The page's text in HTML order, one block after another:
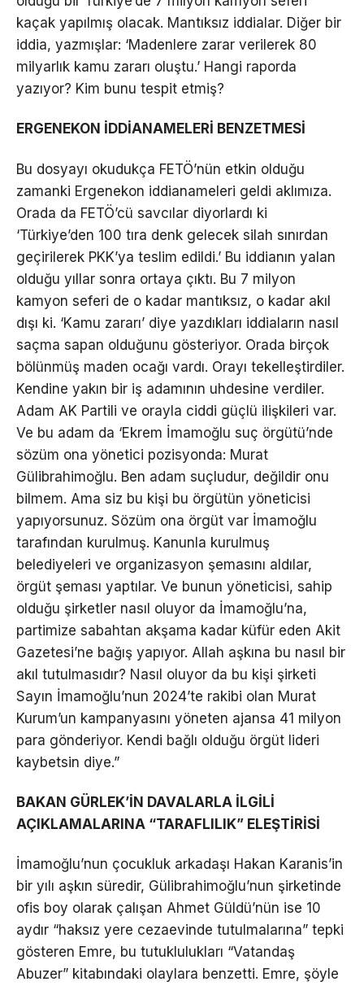
kaçak yapılmış olacak. Mantıksız iddialar. Diğer bir
iddia, yazmışlar: ‘Madenlere zarar verilerek 80
milyarlık kamu zararı oluştu.’ Hangi raporda
yazıyor? Kim bunu tespit etmiş?
ERGENEKON İDDİANAMELERİ BENZETMESİ
Bu dosyayı okudukça FETÖ’nün etkin olduğu
zamanki Ergenekon iddianameleri geldi aklımıza.
Orada da FETÖ’cü savcılar diyorlardı ki
‘Türkiye’den 100 tıra denk gelecek silah sınırdan
geçirilerek PKK’ya teslim edildi.’ Bu iddianın yalan
olduğu yıllar sonra ortaya çıktı. Bu 7 milyon
kamyon seferi de o kadar mantıksız, o kadar akıl
dışı ki. ‘Kamu zararı’ diye yazdıkları iddiaların nasıl
saçma sapan olduğunu gösteriyor. Orada birçok
bölünmüş maden ocağı vardı. Orayı tekelleştirdiler.
Kendine yakın bir iş adamının uhdesine verdiler.
Adam AK Partili ve orayla ciddi güçlü ilişkileri var.
Ve bu adam da ‘Ekrem İmamoğlu suç örgütü’nde
sözüm ona yönetici pozisyonda: Murat
Gülibrahimoğlu. Ben adam suçludur, değildir onu
bilmem. Ama siz bu kişi bu örgütün yöneticisi
yapıyorsunuz. Sözüm ona örgüt var İmamoğlu
tarafından kurulmuş. Kanunla kurulmuş
belediyeleri ve organizasyon şemasını aldılar,
örgüt şeması yaptılar. Ve bunun yöneticisi, sahip
olduğu şirketler nasıl oluyor da İmamoğlu’na,
partimize sabahtan akşama kadar küfür eden Akit
Gazetesi’ne bağış yapıyor. Allah aşkına bu nasıl bir
akıl tutulmasıdır? Nasıl oluyor da bu kişi şirketi
Sayın İmamoğlu’nun 2024’te rakibi olan Murat
Kurum’un kampanyasını yöneten ajansa 41 milyon
para gönderiyor. Kendi bağlı olduğu örgüt lideri
kaybetsin diye.”
BAKAN GÜRLEK’İN DAVALARLA İLGİLİ
AÇIKLAMALARINA “TARAFLILIK” ELEŞTİRİSİ
İmamoğlu’nun çocukluk arkadaşı Hakan Karanis’in
bir yılı aşkın süredir, Gülibrahimoğlu’nun şirketinde
ofis boy olarak çalışan Ahmet Güldü’nün ise 10
aydır “haksız yere cezaevinde tutulmalarına” tepki
gösteren Emre, bu tutuklulukları “Vatandaş
Abuzer” kitabındaki olaylara benzetti. Emre, şöyle